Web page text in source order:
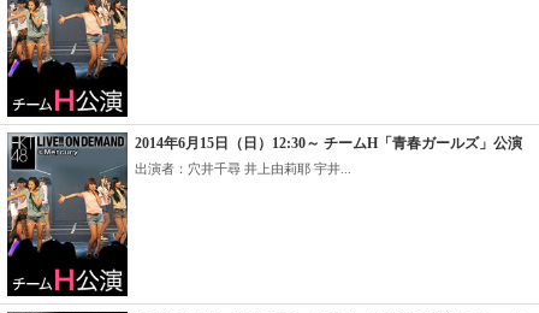
2014年6月15日（日）12:30～ チームH「青春ガールズ」公演
出演者：穴井千尋 井上由莉耶 宇井...